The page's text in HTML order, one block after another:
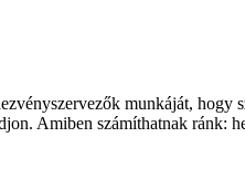
munkáját, hogy
Amiben számíthatnak ránk: